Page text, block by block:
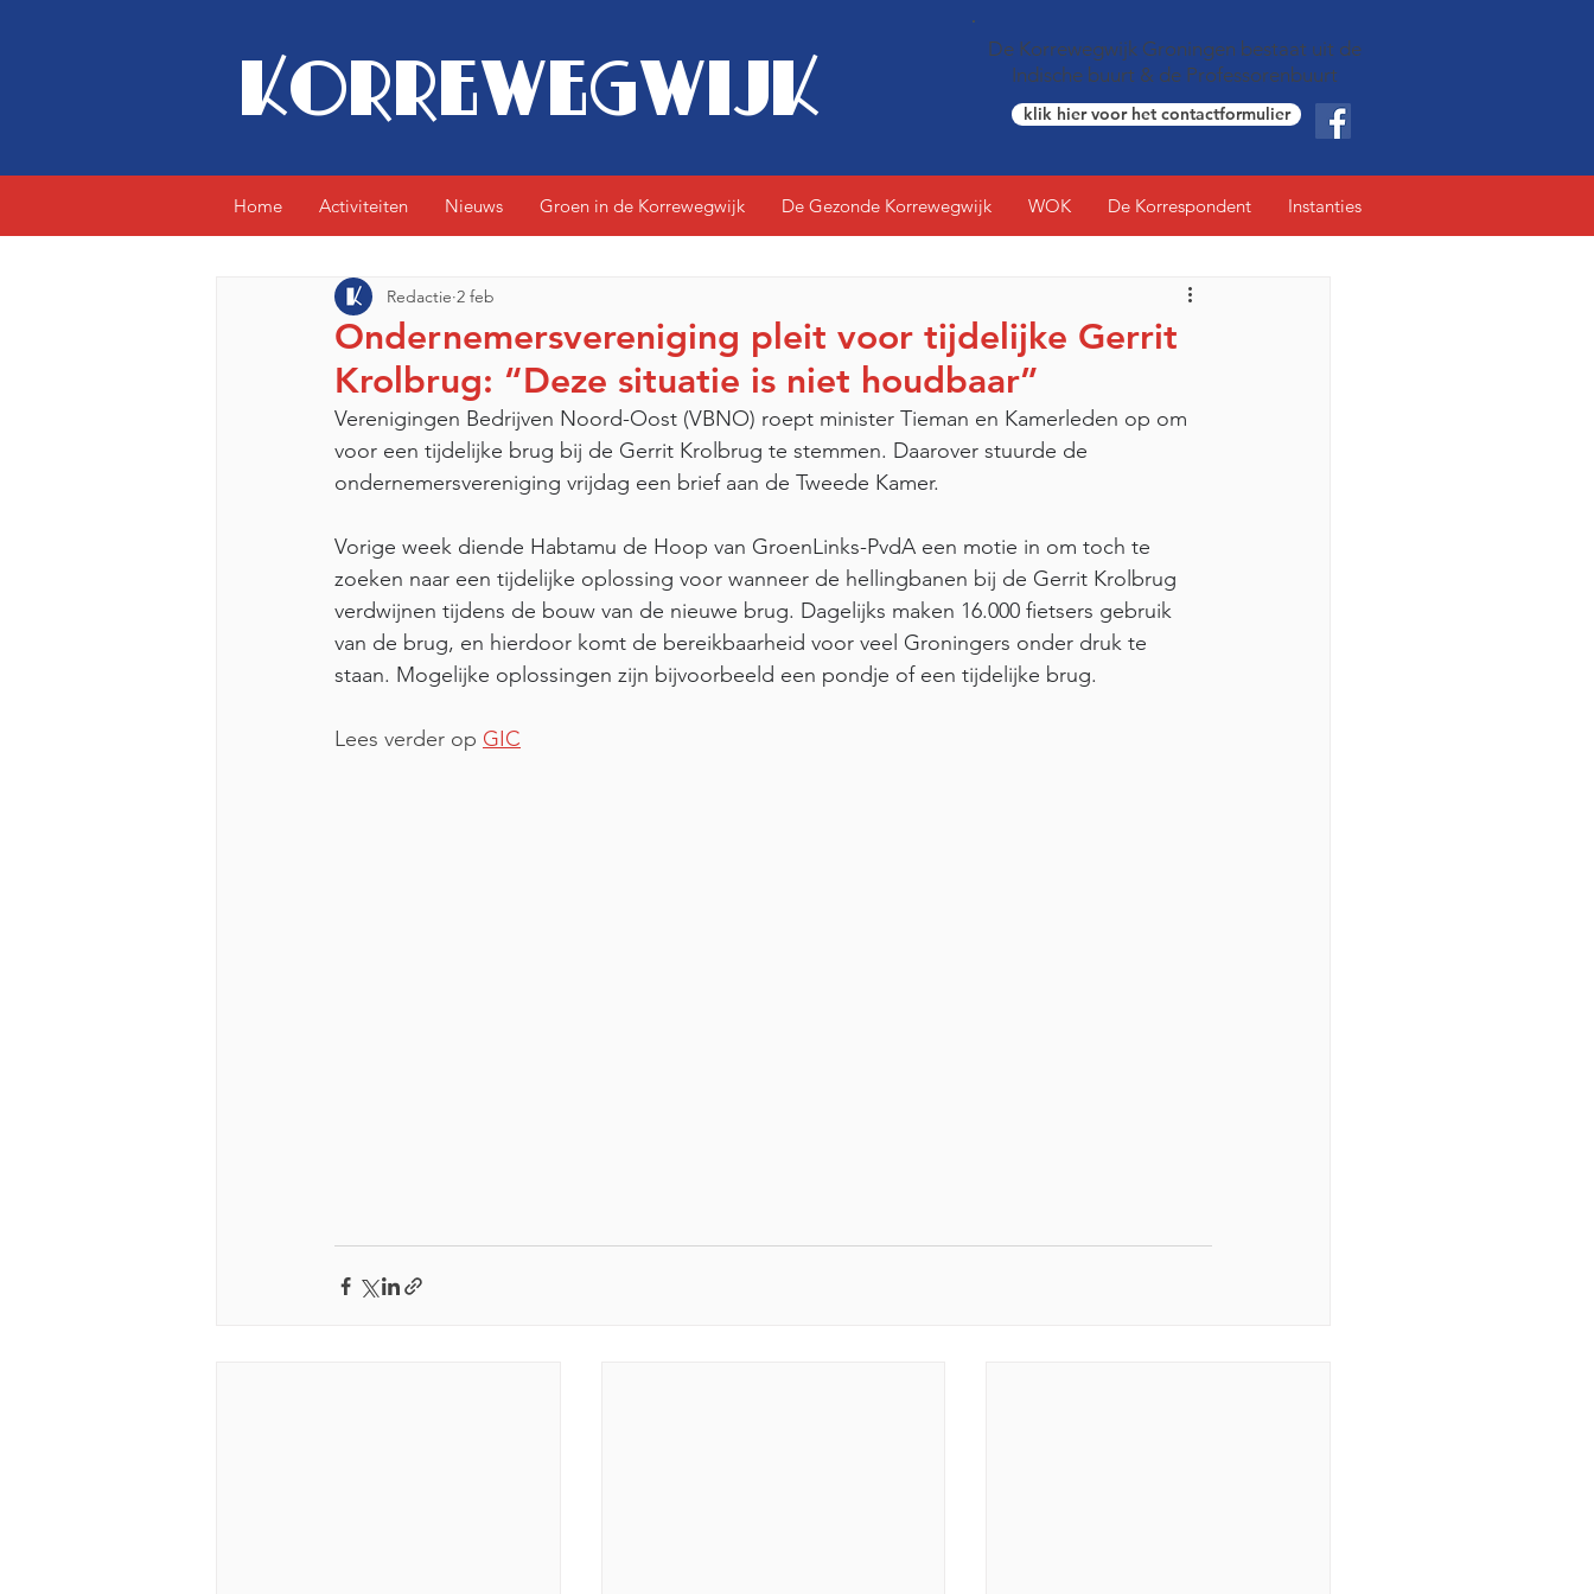
KORREWEGWIJK
De Korrewegwijk Groningen bestaat uit de
Indische buurt & de Professorenbuurt
klik hier voor het contactformulier
Home Activiteiten Nieuws Groen in de Korrewegwijk De Gezonde Korrewegwijk WOK De Korrespondent Instanties
Ondernemersvereniging pleit voor tijdelijke Gerrit
Krolbrug: “Deze situatie is niet houdbaar”
Redactie 2 feb
Verenigingen Bedrijven Noord-Oost (VBNO) roept minister Tieman en Kamerleden op om
voor een tijdelijke brug bij de Gerrit Krolbrug te stemmen. Daarover stuurde de
ondernemersvereniging vrijdag een brief aan de Tweede Kamer.
Vorige week diende Habtamu de Hoop van GroenLinks-PvdA een motie in om toch te
zoeken naar een tijdelijke oplossing voor wanneer de hellingbanen bij de Gerrit Krolbrug
verdwijnen tijdens de bouw van de nieuwe brug. Dagelijks maken 16.000 fietsers gebruik
van de brug, en hierdoor komt de bereikbaarheid voor veel Groningers onder druk te
staan. Mogelijke oplossingen zijn bijvoorbeeld een pondje of een tijdelijke brug.
Lees verder op GIC